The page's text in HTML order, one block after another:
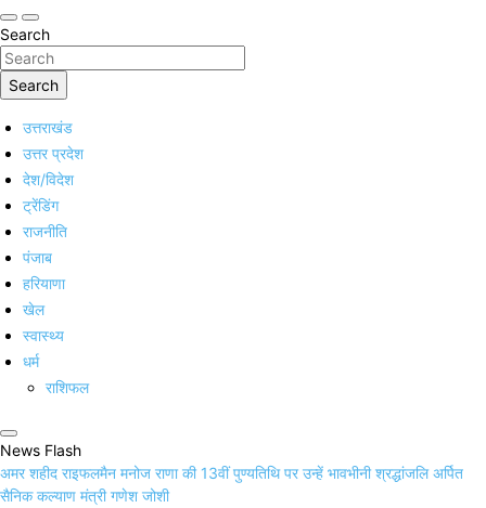
Search
Search
उत्तराखंड
उत्तर प्रदेश
देश/विदेश
ट्रेंडिंग
राजनीति
पंजाब
हरियाणा
खेल
स्वास्थ्य
धर्म
राशिफल
News Flash
अमर शहीद राइफलमैन मनोज राणा की 13वीं पुण्यतिथि पर उन्हें भावभीनी श्रद्धांजलि अर्पित
सैनिक कल्याण मंत्री गणेश जोशी